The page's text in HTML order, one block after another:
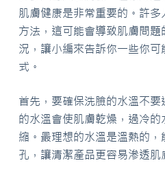
肌膚健康是非常重要的。許
方法，這可能會導致肌膚問
況，讓小編來告訴你一些你
式。
首先，要確保洗臉的水溫不
的水溫會使肌膚乾燥，過冷
縮。最理想的水溫是溫熱的
孔，讓清潔產品更容易滲透肌